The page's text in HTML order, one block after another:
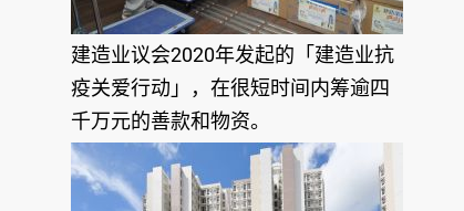
建造业议会2020年发起的「建造业抗
疫关爱行动」，在很短时间内筹逾四
千万元的善款和物资。